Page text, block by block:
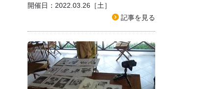
開催日：2022.03.26［土］
記事を見る